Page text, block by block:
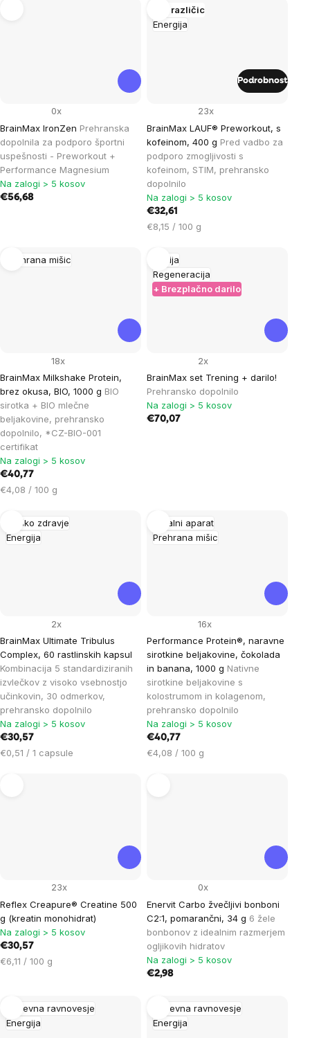
BrainMax IronZen Prehranska
dopolnila za podporo športni
uspešnosti - Preworkout +
Performance Magnesium
0x
Na zalogi > 5 kosov
€56,68
Energija
Več različic
BrainMax LAUF® Preworkout, s
kofeinom, 400 g Pred vadbo za
podporo zmogljivosti s
kofeinom, STIM, prehransko
dopolnilo
23x
Na zalogi > 5 kosov
€32,61
Cena
enoto:
€8,15 / 100 g
Podrobnost
Prehrana mišic
BrainMax Milkshake Protein,
brez okusa, BIO, 1000 g BIO
sirotka + BIO mlečne
beljakovine, prehransko
dopolnilo, *CZ-BIO-001
certifikat
18x
Na zalogi > 5 kosov
€40,77
Cena
enoto:
€4,08 / 100 g
Akcija
Regeneracija
+ Brezplačno darilo
BrainMax set Trening + darilo!
Prehransko dopolnilo
2x
Na zalogi > 5 kosov
€70,07
Moško zdravje
Energija
BrainMax Ultimate Tribulus
Complex, 60 rastlinskih kapsul
Kombinacija 5 standardiziranih
izvlečkov z visoko vsebnostjo
učinkovin, 30 odmerkov,
prehransko dopolnilo
2x
Na zalogi > 5 kosov
€30,57
Cena
€0,51 / 1 capsule
Gibalni aparat
Prehrana mišic
Performance Protein®, naravne
sirotkine beljakovine, čokolada
in banana, 1000 g Nativne
sirotkine beljakovine s
kolostrumom in kolagenom,
prehransko dopolnilo
16x
Na zalogi > 5 kosov
€40,77
Cena
€4,08 / 100 g
Reflex Creapure® Creatine 500
g (kreatin monohidrat)
23x
Na zalogi > 5 kosov
€30,57
Cena
€6,11 / 100 g
Enervit Carbo žvečljivi bonboni
C2:1, pomarančni, 34 g 6 žele
bonbonov z idealnim razmerjem
ogljikovih hidratov
0x
Na zalogi > 5 kosov
€2,98
Duševna ravnovesje
Energija
Duševna ravnovesje
Energija